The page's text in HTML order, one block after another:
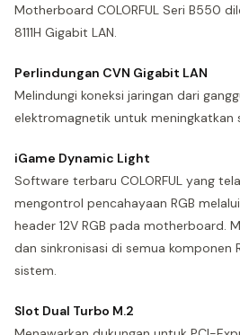
Motherboard COLORFUL Seri B550
8111H Gigabit LAN.
Perlindungan CVN Gigabit LAN
Melindungi koneksi jaringan dari
elektromagnetik untuk meningkatkan
iGame Dynamic Light
Software terbaru COLORFUL yang
mengontrol pencahayaan RGB
header 12V RGB pada motherboard.
dan sinkronisasi di semua komponen
sistem.
Slot Dual Turbo M.2